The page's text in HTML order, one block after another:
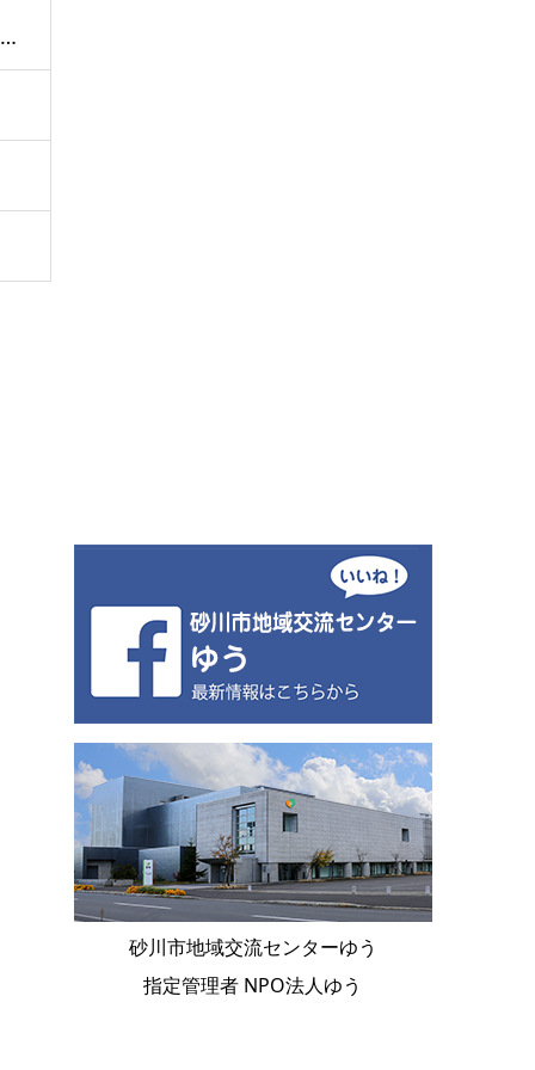
砂川市地域交流センターゆう開館20周年記念事業 エリック・ミヤシロ オールスターバンドin...
砂川市地域交流センターゆう
指定管理者 NPO法人ゆう